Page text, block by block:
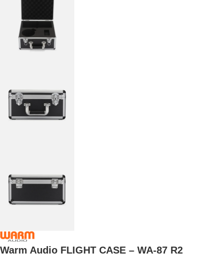
Warm Audio FLIGHT CASE – WA-87 R2